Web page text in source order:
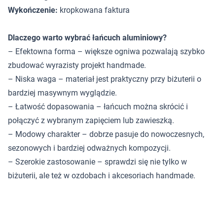
Wykończenie: kropkowana faktura
Dlaczego warto wybrać łańcuch aluminiowy?
– Efektowna forma – większe ogniwa pozwalają szybko
zbudować wyrazisty projekt handmade.
– Niska waga – materiał jest praktyczny przy biżuterii o
bardziej masywnym wyglądzie.
– Łatwość dopasowania – łańcuch można skrócić i
połączyć z wybranym zapięciem lub zawieszką.
– Modowy charakter – dobrze pasuje do nowoczesnych,
sezonowych i bardziej odważnych kompozycji.
– Szerokie zastosowanie – sprawdzi się nie tylko w
biżuterii, ale też w ozdobach i akcesoriach handmade.